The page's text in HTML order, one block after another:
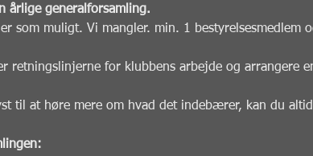
årlige generalforsamling.
som muligt. Vi mangler. min. 1 bestyrelsesmedlem
retningslinjerne for klubbens arbejde og arrangere
til at høre mere om hvad det indebærer, kan du